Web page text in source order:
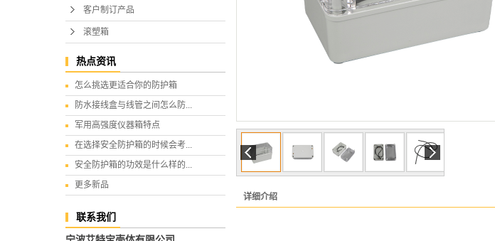
客户制订产品
滚塑箱
热点资讯
怎么挑选更适合你的防护箱
防水接线盒与线管之间怎么防...
军用高强度仪器箱特点
在选择安全防护箱的时候会考...
安全防护箱的功效是什么样的...
更多新品
联系我们
详细介绍